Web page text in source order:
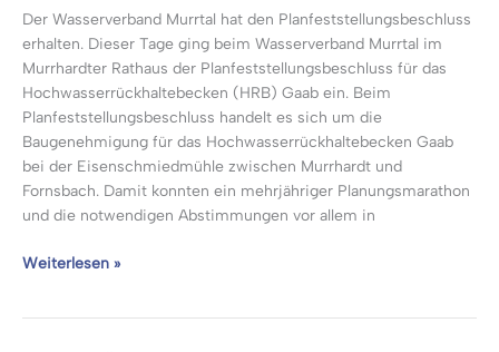
Der Wasserverband Murrtal hat den Planfeststellungsbeschluss
erhalten. Dieser Tage ging beim Wasserverband Murrtal im
Murrhardter Rathaus der Planfeststellungsbeschluss für das
Hochwasserrückhaltebecken (HRB) Gaab ein. Beim
Planfeststellungsbeschluss handelt es sich um die
Baugenehmigung für das Hochwasserrückhaltebecken Gaab
bei der Eisenschmiedmühle zwischen Murrhardt und
Fornsbach. Damit konnten ein mehrjähriger Planungsmarathon
und die notwendigen Abstimmungen vor allem in
Genehmigung
Weiterlesen »